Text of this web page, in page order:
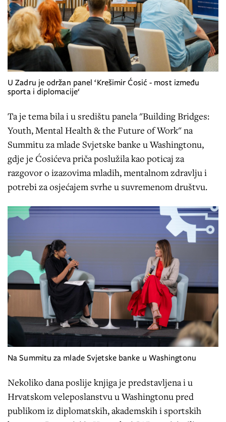
U Zadru je održan panel ‘Krešimir Ćosić - most između
sporta i diplomacije‘
Ta je tema bila i u središtu panela "Building Bridges:
Youth, Mental Health & the Future of Work" na
Summitu za mlade Svjetske banke u Washingtonu,
gdje je Ćosićeva priča poslužila kao poticaj za
razgovor o izazovima mladih, mentalnom zdravlju i
potrebi za osjećajem svrhe u suvremenom društvu.
Na Summitu za mlade Svjetske banke u Washingtonu
Nekoliko dana poslije knjiga je predstavljena i u
Hrvatskom veleposlanstvu u Washingtonu pred
publikom iz diplomatskih, akademskih i sportskih